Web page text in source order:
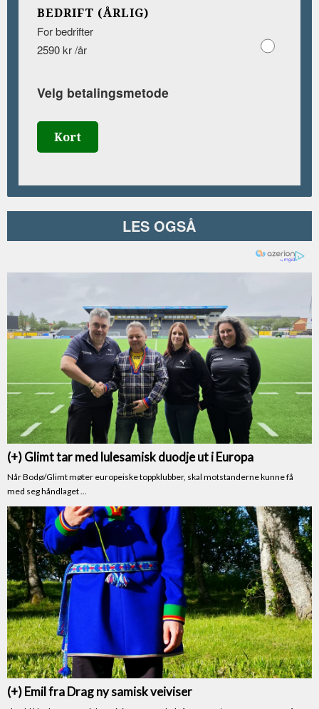
BEDRIFT (ÅRLIG)
For bedrifter
2590 kr /år
Velg betalingsmetode
Kort
LES OGSÅ